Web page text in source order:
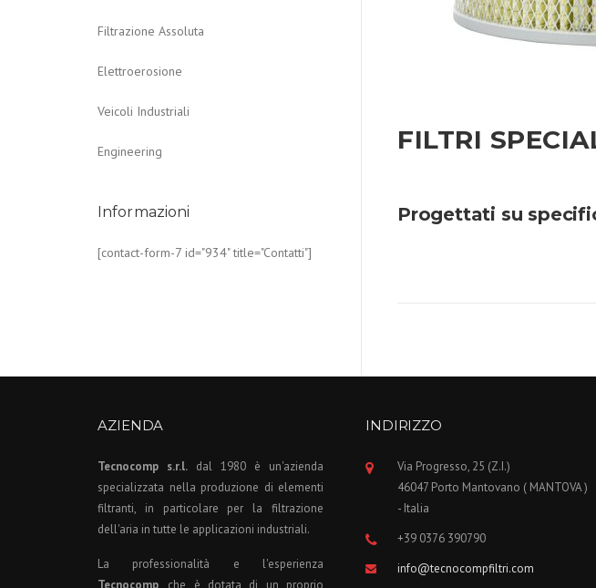
FILTRI
Progettati su
Filtrazione Assoluta
Elettroerosione
Veicoli Industriali
Engineering
Informazioni
[contact-form-7 id="934" title="Contatti"]
AZIENDA
Tecnocomp s.r.l. dal 1980 è un'azienda
specializzata nella produzione di elementi
filtranti, in particolare per la filtrazione
dell'aria in tutte le applicazioni industriali.
La professionalità e l'esperienza
Tecnocomp , che è dotata di un proprio
INDIRIZZO
Via Progresso, 25 (Z.I.)
46047 Porto Mantovano ( MANTOVA )
- Italia
+39 0376 390790
info@tecnocompfiltri.com